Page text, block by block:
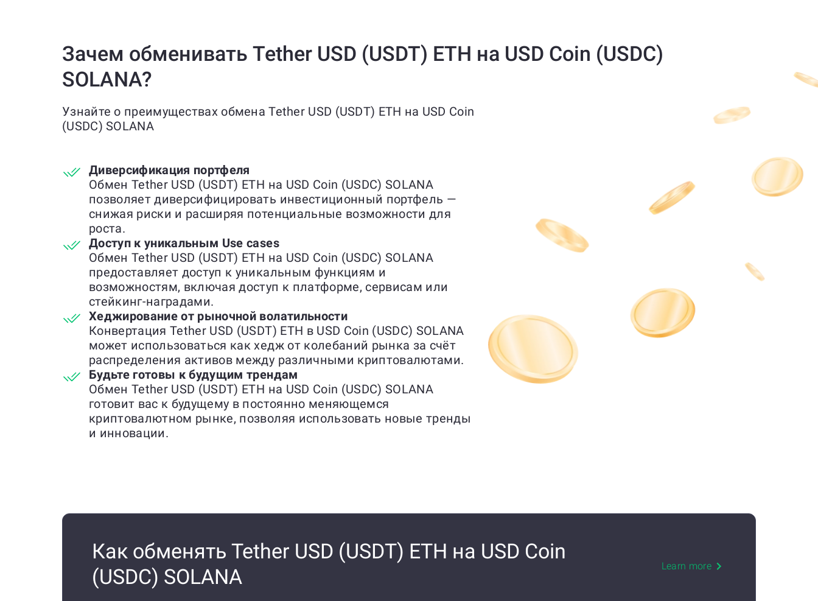
Зачем обменивать Tether USD (USDT) ETH на USD Coin (USDC)
SOLANA?
Узнайте о преимуществах обмена Tether USD (USDT) ETH на USD Coin
(USDC) SOLANA
Диверсификация портфеля
Обмен Tether USD (USDT) ETH на USD Coin (USDC) SOLANA
позволяет диверсифицировать инвестиционный портфель —
снижая риски и расширяя потенциальные возможности для
роста.
Доступ к уникальным Use cases
Обмен Tether USD (USDT) ETH на USD Coin (USDC) SOLANA
предоставляет доступ к уникальным функциям и
возможностям, включая доступ к платформе, сервисам или
стейкинг-наградами.
Хеджирование от рыночной волатильности
Конвертация Tether USD (USDT) ETH в USD Coin (USDC) SOLANA
может использоваться как хедж от колебаний рынка за счёт
распределения активов между различными криптовалютами.
Будьте готовы к будущим трендам
Обмен Tether USD (USDT) ETH на USD Coin (USDC) SOLANA
готовит вас к будущему в постоянно меняющемся
криптовалютном рынке, позволяя использовать новые тренды
и инновации.
Как обменять Tether USD (USDT) ETH на USD Coin
(USDC) SOLANA
Learn more